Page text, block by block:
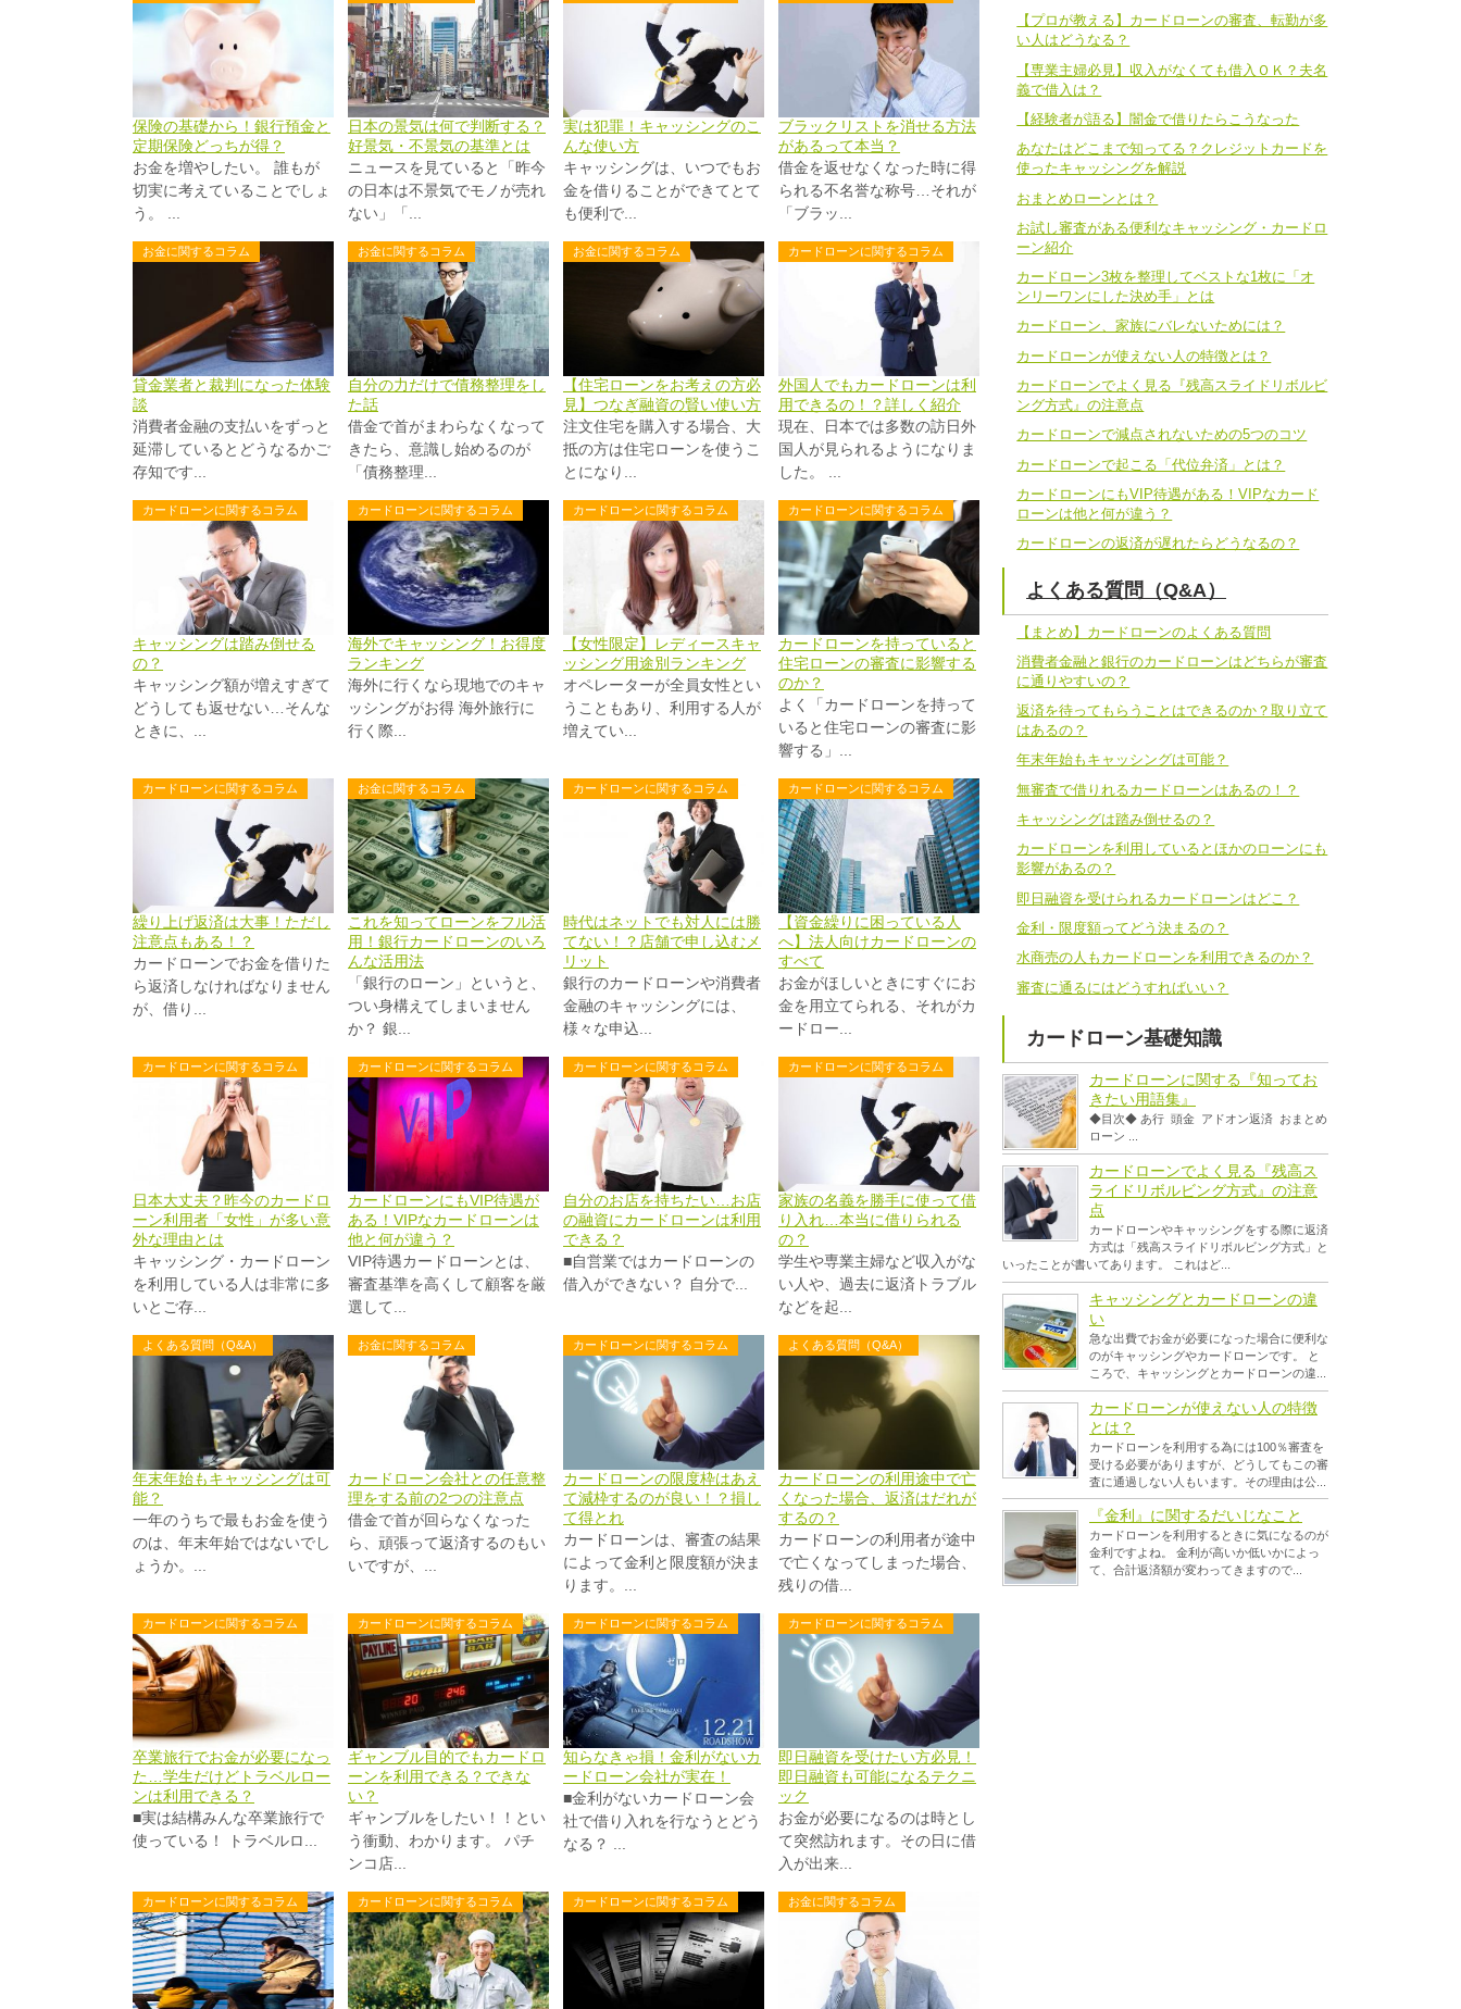
保険の基礎から！銀行預金と
定期保険どっちが得？
お金を増やしたい。 誰もが
切実に考えていることでしょ
う。 ...
日本の景気は何で判断する？
好景気・不景気の基準とは
ニュースを見ていると「昨今
の日本は不景気でモノが売れ
ない」「...
実は犯罪！キャッシングのこ
んな使い方
キャッシングは、いつでもお
金を借りることができてとて
も便利で...
ブラックリストを消せる方法
があるって本当？
借金を返せなくなった時に得
られる不名誉な称号…それが
「ブラッ...
お金に関するコラム
貸金業者と裁判になった体験
談
消費者金融の支払いをずっと
延滞しているとどうなるかご
存知です...
お金に関するコラム
自分の力だけで債務整理をし
た話
借金で首がまわらなくなって
きたら、意識し始めるのが
「債務整理...
お金に関するコラム
【住宅ローンをお考えの方必
見】つなぎ融資の賢い使い方
注文住宅を購入する場合、大
抵の方は住宅ローンを使うこ
とになり...
カードローンに関するコラム
外国人でもカードローンは利
用できるの！？詳しく紹介
現在、日本では多数の訪日外
国人が見られるようになりま
した。 ...
カードローンに関するコラム
キャッシングは踏み倒せる
の？
キャッシング額が増えすぎて
どうしても返せない…そんな
ときに、...
カードローンに関するコラム
海外でキャッシング！お得度
ランキング
海外に行くなら現地でのキャ
ッシングがお得 海外旅行に
行く際...
カードローンに関するコラム
【女性限定】レディースキャ
ッシング用途別ランキング
オペレーターが全員女性とい
うこともあり、利用する人が
増えてい...
カードローンに関するコラム
カードローンを持っていると
住宅ローンの審査に影響する
のか？
よく「カードローンを持って
いると住宅ローンの審査に影
響する」...
カードローンに関するコラム
繰り上げ返済は大事！ただし
注意点もある！？
カードローンでお金を借りた
ら返済しなければなりません
が、借り...
お金に関するコラム
これを知ってローンをフル活
用！銀行カードローンのいろ
んな活用法
「銀行のローン」というと、
つい身構えてしまいません
か？ 銀...
カードローンに関するコラム
時代はネットでも対人には勝
てない！？店舗で申し込むメ
リット
銀行のカードローンや消費者
金融のキャッシングには、
様々な申込...
カードローンに関するコラム
【資金繰りに困っている人
へ】法人向けカードローンの
すべて
お金がほしいときにすぐにお
金を用立てられる、それがカ
ードロー...
カードローンに関するコラム
日本大丈夫？昨今のカードロ
ーン利用者「女性」が多い意
外な理由とは
キャッシング・カードローン
を利用している人は非常に多
いとご存...
カードローンに関するコラム
カードローンにもVIP待遇が
ある！VIPなカードローンは
他と何が違う？
VIP待遇カードローンとは、
審査基準を高くして顧客を厳
選して...
カードローンに関するコラム
自分のお店を持ちたい…お店
の融資にカードローンは利用
できる？
■自営業ではカードローンの
借入ができない？ 自分で...
カードローンに関するコラム
家族の名義を勝手に使って借
り入れ…本当に借りられる
の？
学生や専業主婦など収入がな
い人や、過去に返済トラブル
などを起...
よくある質問（Q&A）
年末年始もキャッシングは可
能？
一年のうちで最もお金を使う
のは、年末年始ではないでし
ょうか。...
お金に関するコラム
カードローン会社との任意整
理をする前の2つの注意点
借金で首が回らなくなった
ら、頑張って返済するのもい
いですが、...
カードローンに関するコラム
カードローンの限度枠はあえ
て減枠するのが良い！？損し
て得とれ
カードローンは、審査の結果
によって金利と限度額が決ま
ります。...
よくある質問（Q&A）
カードローンの利用途中で亡
くなった場合、返済はだれが
するの？
カードローンの利用者が途中
で亡くなってしまった場合、
残りの借...
カードローンに関するコラム
卒業旅行でお金が必要になっ
た…学生だけどトラベルロー
ンは利用できる？
■実は結構みんな卒業旅行で
使っている！ トラベルロ...
カードローンに関するコラム
ギャンブル目的でもカードロ
ーンを利用できる？できな
い？
ギャンブルをしたい！！とい
う衝動、わかります。 パチ
ンコ店...
カードローンに関するコラム
知らなきゃ損！金利がないカ
ードローン会社が実在！
■金利がないカードローン会
社で借り入れを行なうとどう
なる？ ...
カードローンに関するコラム
即日融資を受けたい方必見！
即日融資も可能になるテクニ
ック
お金が必要になるのは時とし
て突然訪れます。その日に借
入が出来...
カードローンに関するコラム カードローンに関するコラム カードローンに関するコラム お金に関するコラム
【プロが教える】カードローンの審査、転勤が多
い人はどうなる？
【専業主婦必見】収入がなくても借入ＯＫ？夫名
義で借入は？
【経験者が語る】闇金で借りたらこうなった
あなたはどこまで知ってる？クレジットカードを
使ったキャッシングを解説
おまとめローンとは？
お試し審査がある便利なキャッシング・カードロ
ーン紹介
カードローン3枚を整理してベストな1枚に「オ
ンリーワンにした決め手」とは
カードローン、家族にバレないためには？
カードローンが使えない人の特徴とは？
カードローンでよく見る『残高スライドリボルビ
ング方式』の注意点
カードローンで減点されないための5つのコツ
カードローンで起こる「代位弁済」とは？
カードローンにもVIP待遇がある！VIPなカード
ローンは他と何が違う？
カードローンの返済が遅れたらどうなるの？
よくある質問（Q&A）
【まとめ】カードローンのよくある質問
消費者金融と銀行のカードローンはどちらが審査
に通りやすいの？
返済を待ってもらうことはできるのか？取り立て
はあるの？
年末年始もキャッシングは可能？
無審査で借りれるカードローンはあるの！？
キャッシングは踏み倒せるの？
カードローンを利用しているとほかのローンにも
影響があるの？
即日融資を受けられるカードローンはどこ？
金利・限度額ってどう決まるの？
水商売の人もカードローンを利用できるのか？
審査に通るにはどうすればいい？
カードローン基礎知識
カードローンに関する『知ってお
きたい用語集』
◆目次◆ あ行 頭金 アドオン返済 おまとめ
ローン ...
カードローンでよく見る『残高ス
ライドリボルビング方式』の注意
点
カードローンやキャッシングをする際に返済
方式は「残高スライドリボルビング方式」と
いったことが書いてあります。 これはど...
キャッシングとカードローンの違
い
急な出費でお金が必要になった場合に便利な
のがキャッシングやカードローンです。 と
ころで、キャッシングとカードローンの違...
カードローンが使えない人の特徴
とは？
カードローンを利用する為には100％審査を
受ける必要がありますが、どうしてもこの審
査に通過しない人もいます。その理由は公...
『金利』に関するだいじなこと
カードローンを利用するときに気になるのが
金利ですよね。 金利が高いか低いかによっ
て、合計返済額が変わってきますので...